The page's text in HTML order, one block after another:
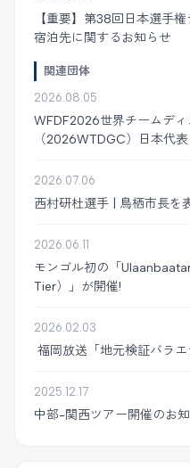
【重要】第38回日本選手
宿泊先に関するお知らせ
関連団体
2026.08.05
WFDF2026世界チームデ
（2026WTDGC）日本代
2026.07.06
西村研杜選手 | 鳥栖市長を
2026.06.11
モンゴル初の「
Tier）」が開催!
2026.02.03
福岡放送「地元検証バラエ
2025.12.17
中部-関西ツアー開催のお